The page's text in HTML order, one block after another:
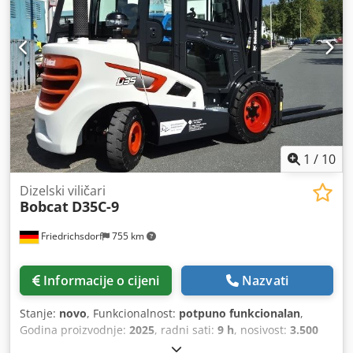
1 / 10
Friedrichsdorf 755 km
Dizelski viličari
Bobcat D35C-9
Informacije o cijeni Nazvati
Stanje: novo, Funkcionalnost: potpuno funkcionalan,
Godina proizvodnje: 2025, radni sati: 9 h, nosivost: 3.500
4.380 mm